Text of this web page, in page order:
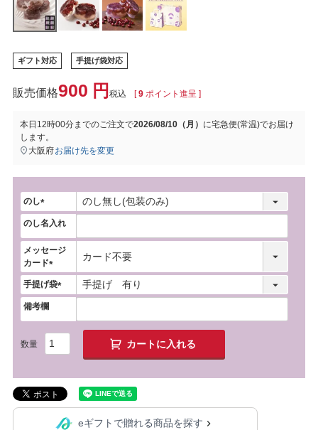
ギフト対応 手提げ袋対応
900 税込 [ 9 ポイント進呈 ]
本日 12時00分までのご注文で2026/08/10（月） に宅急便(常温)でお届け
します。
大阪府お届け先を変更
のし
(
必
須
)
のし名入れ
メッセージ
カード
(
必
須
手提げ袋
(
備考欄
カートに入れる
eギフトで贈れる商品を探す